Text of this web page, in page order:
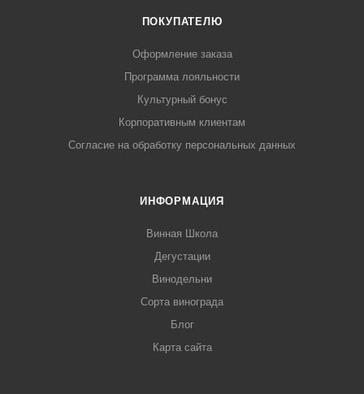
ПОКУПАТЕЛЮ
Оформление заказа
Программа лояльности
Культурный бонус
Корпоративным клиентам
Согласие на обработку персональных данных
ИНФОРМАЦИЯ
Винная Школа
Дегустации
Винодельни
Сорта винограда
Блог
Карта сайта